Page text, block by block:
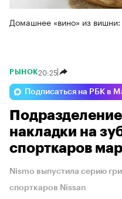
Домашнее «вино» из
РЫНОК20:25
Подписаться на РБК в
накладки на
спорткаров
Nismo выпустила серию
спорткаров Nissan